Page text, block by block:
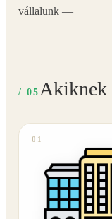
vállalunk —
/ 05 Akiknek
01